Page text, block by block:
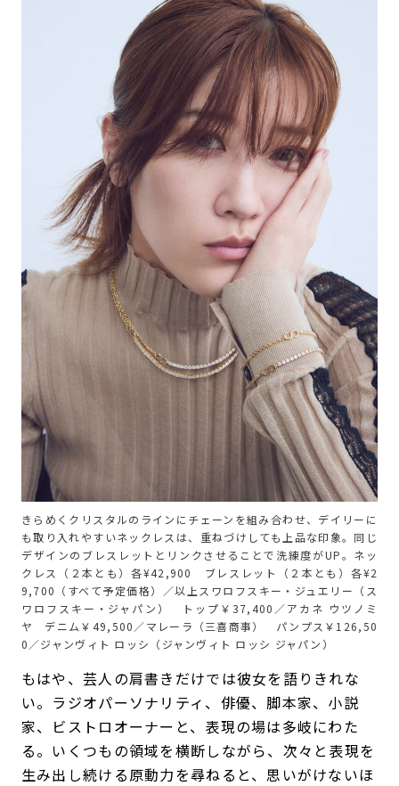
きらめくクリスタルのラインにチェーンを組み合わせ、デイリーに
も取り入れやすいネックレスは、重ねづけしても上品な印象。同じ
デザインのブレスレットとリンクさせることで洗練度がUP。ネッ
クレス（２本とも）各¥42,900 ブレスレット（２本とも）各¥2
9,700（すべて予定価格）／以上スワロフスキー・ジュエリー（ス
ワロフスキー・ジャパン） トップ￥37,400／アカネ ウツノミ
ヤ デニム￥49,500／マレーラ（三喜商事） パンプス￥126,50
0／ジャンヴィト ロッシ（ジャンヴィト ロッシ ジャパン）
もはや、芸人の肩書きだけでは彼女を語りきれな
い。ラジオパーソナリティ、俳優、脚本家、小説
家、ビストロオーナーと、表現の場は多岐にわた
る。いくつもの領域を横断しながら、次々と表現を
生み出し続ける原動力を尋ねると、思いがけないほ